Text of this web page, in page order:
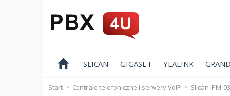
SLICAN GIGASET YEALINK
Start Centrale telefoniczne i serwery VoIP Slican IPM-